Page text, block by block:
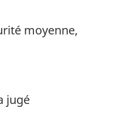
moyenne,
jugé